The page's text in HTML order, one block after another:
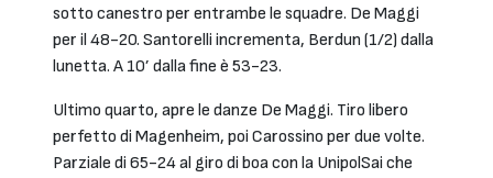
sotto canestro per entrambe le squadre. De Maggi
per il 48-20. Santorelli incrementa, Berdun (1/2) dalla
lunetta. A 10’ dalla fine è 53-23.
Ultimo quarto, apre le danze De Maggi. Tiro libero
perfetto di Magenheim, poi Carossino per due volte.
Parziale di 65-24 al giro di boa con la UnipolSai che